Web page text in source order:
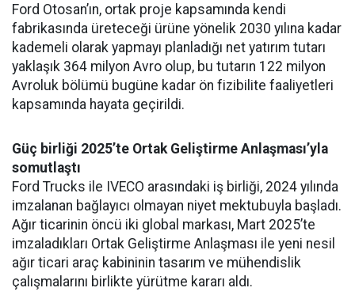
Ford Otosan’ın, ortak proje kapsamında kendi
fabrikasında üreteceği ürüne yönelik 2030 yılına kadar
kademeli olarak yapmayı planladığı net yatırım tutarı
yaklaşık 364 milyon Avro olup, bu tutarın 122 milyon
Avroluk bölümü bugüne kadar ön fizibilite faaliyetleri
kapsamında hayata geçirildi.
Güç birliği 2025’te Ortak Geliştirme Anlaşması’yla
somutlaştı
Ford Trucks ile IVECO arasındaki iş birliği, 2024 yılında
imzalanan bağlayıcı olmayan niyet mektubuyla başladı.
Ağır ticarinin öncü iki global markası, Mart 2025’te
imzaladıkları Ortak Geliştirme Anlaşması ile yeni nesil
ağır ticari araç kabininin tasarım ve mühendislik
çalışmalarını birlikte yürütme kararı aldı.